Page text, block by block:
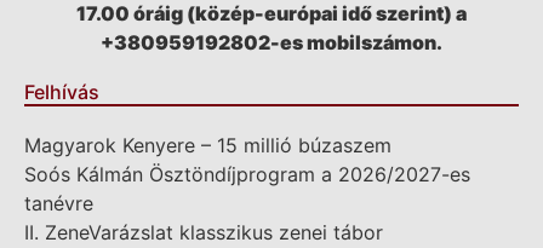
17.00 óráig (közép-európai idő szerint) a
+380959192802-es mobilszámon.
Felhívás
Magyarok Kenyere – 15 millió búzaszem
Soós Kálmán Ösztöndíjprogram a 2026/2027-es
tanévre
II. ZeneVarázslat klasszikus zenei tábor